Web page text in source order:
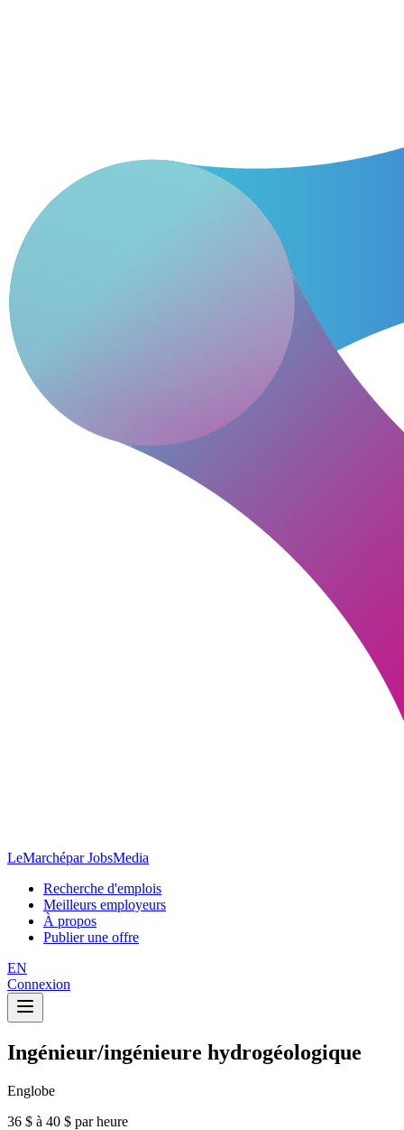
LeMarchépar JobsMedia
Recherche d'emplois
Meilleurs employeurs
À propos
Publier une offre
EN
Connexion
Ingénieur/ingénieure hydrogéologique
Englobe
36 $ à 40 $ par heure